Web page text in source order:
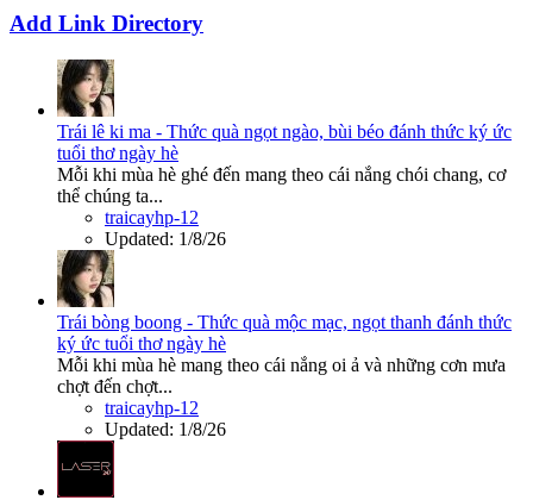
Add Link Directory
Trái lê ki ma - Thức quà ngọt ngào, bùi béo đánh thức ký ức
tuổi thơ ngày hè
Mỗi khi mùa hè ghé đến mang theo cái nắng chói chang, cơ
thể chúng ta...
traicayhp-12
Updated: 1/8/26
Trái bòng boong - Thức quà mộc mạc, ngọt thanh đánh thức
ký ức tuổi thơ ngày hè
Mỗi khi mùa hè mang theo cái nắng oi ả và những cơn mưa
chợt đến chợt...
traicayhp-12
Updated: 1/8/26